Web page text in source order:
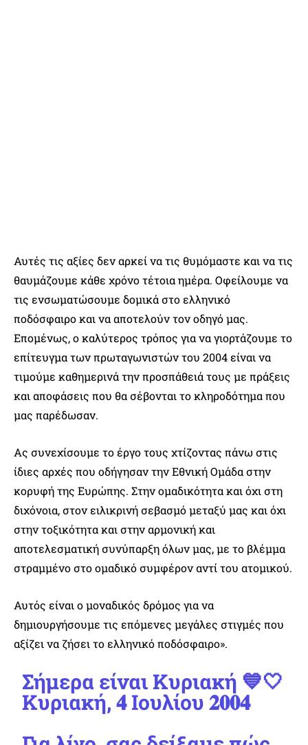
Αυτές τις αξίες δεν αρκεί να τις θυμόμαστε και να τις
θαυμάζουμε κάθε χρόνο τέτοια ημέρα. Οφείλουμε να
τις ενσωματώσουμε δομικά στο ελληνικό
ποδόσφαιρο και να αποτελούν τον οδηγό μας.
Επομένως, ο καλύτερος τρόπος για να γιορτάζουμε το
επίτευγμα των πρωταγωνιστών του 2004 είναι να
τιμούμε καθημερινά την προσπάθειά τους με πράξεις
και αποφάσεις που θα σέβονται το κληροδότημα που
μας παρέδωσαν.
Ας συνεχίσουμε το έργο τους χτίζοντας πάνω στις
ίδιες αρχές που οδήγησαν την Εθνική Ομάδα στην
κορυφή της Ευρώπης. Στην ομαδικότητα και όχι στη
διχόνοια, στον ειλικρινή σεβασμό μεταξύ μας και όχι
στην τοξικότητα και στην αρμονική και
αποτελεσματική συνύπαρξη όλων μας, με το βλέμμα
στραμμένο στο ομαδικό συμφέρον αντί του ατομικού.
Αυτός είναι ο μοναδικός δρόμος για να
δημιουργήσουμε τις επόμενες μεγάλες στιγμές που
αξίζει να ζήσει το ελληνικό ποδόσφαιρο».
Σήμερα είναι Κυριακή 💙🤍
Κυριακή, 𝟒 Ιουλίου 𝟐𝟎𝟎𝟒